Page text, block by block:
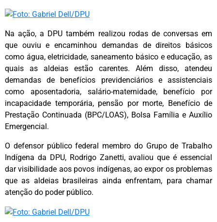
Na ação, a DPU também realizou rodas de conversas em
que ouviu e encaminhou demandas de direitos básicos
como água, eletricidade, saneamento básico e educação, as
quais as aldeias estão carentes. Além disso, atendeu
demandas de benefícios previdenciários e assistenciais
como aposentadoria, salário-maternidade, benefício por
incapacidade temporária, pensão por morte, Benefício de
Prestação Continuada (BPC/LOAS), Bolsa Família e Auxílio
Emergencial.
O defensor público federal membro do Grupo de Trabalho
Indígena da DPU, Rodrigo Zanetti, avaliou que é essencial
dar visibilidade aos povos indígenas, ao expor os problemas
que as aldeias brasileiras ainda enfrentam, para chamar
atenção do poder público.